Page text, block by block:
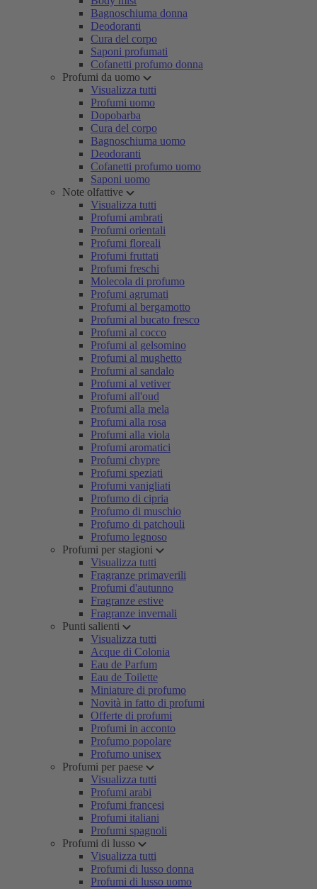
Bagnoschiuma donna
Deodoranti
Cura del corpo
Saponi profumati
Cofanetti profumo donna
Profumi da uomo
Visualizza tutti
Profumi uomo
Dopobarba
Cura del corpo
Bagnoschiuma uomo
Deodoranti
Cofanetti profumo uomo
Saponi uomo
Note olfattive
Visualizza tutti
Profumi ambrati
Profumi orientali
Profumi floreali
Profumi fruttati
Profumi freschi
Molecola di profumo
Profumi agrumati
Profumi al bergamotto
Profumi al bucato fresco
Profumi al cocco
Profumi al gelsomino
Profumi al mughetto
Profumi al sandalo
Profumi al vetiver
Profumi all'oud
Profumi alla mela
Profumi alla rosa
Profumi alla viola
Profumi aromatici
Profumi chypre
Profumi speziati
Profumi vanigliati
Profumo di cipria
Profumo di muschio
Profumo di patchouli
Profumo legnoso
Profumi per stagioni
Visualizza tutti
Fragranze primaverili
Profumi d'autunno
Fragranze estive
Fragranze invernali
Punti salienti
Visualizza tutti
Acque di Colonia
Eau de Parfum
Eau de Toilette
Miniature di profumo
Novità in fatto di profumi
Offerte di profumi
Profumi in acconto
Profumo popolare
Profumo unisex
Profumi per paese
Visualizza tutti
Profumi arabi
Profumi francesi
Profumi italiani
Profumi spagnoli
Profumi di lusso
Visualizza tutti
Profumi di lusso donna
Profumi di lusso uomo